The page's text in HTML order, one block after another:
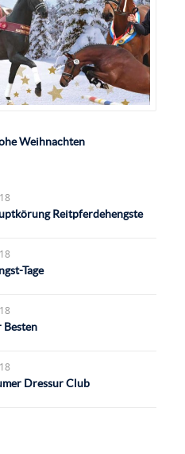
Weihnachten
Reitpferdehengste
Tage
Besten
Dressur Club